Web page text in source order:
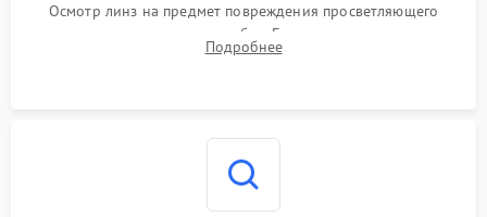
Осмотр линз на предмет повреждения просветляющего
покрытия или появления грибка. Бережная очистка стекол
спецрастворами. Проверка целостности гравированной
Подробнее